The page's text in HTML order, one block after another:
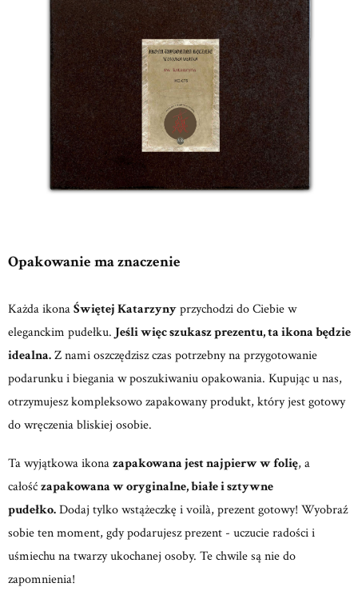
Opakowanie ma znaczenie
Każda ikonaŚwiętej Katarzynyprzychodzi do Ciebie w
eleganckim pudełku. Jeśli więc szukasz prezentu, ta ikona będzie
idealna.Z nami oszczędzisz czas potrzebny na przygotowanie
podarunku i biegania w poszukiwaniu opakowania. Kupując u nas,
otrzymujesz kompleksowo zapakowany produkt, który jest gotowy
do wręczenia bliskiej osobie.
Ta wyjątkowa ikonazapakowana jest najpierw w folię, a
całośćzapakowana w oryginalne, białe i sztywne
pudełko.Dodaj tylko wstążeczkę i voilà, prezent gotowy! Wyobraź
sobie ten moment, gdy podarujesz prezent - uczucie radości i
uśmiechu na twarzy ukochanej osoby. Te chwile są nie do
zapomnienia!